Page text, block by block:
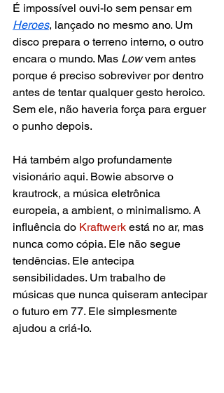
É impossível ouvi-lo sem pensar em
Heroes, lançado no mesmo ano. Um
disco prepara o terreno interno, o outro
encara o mundo. Mas Low vem antes
porque é preciso sobreviver por dentro
antes de tentar qualquer gesto heroico.
Sem ele, não haveria força para erguer
o punho depois.
Há também algo profundamente
visionário aqui. Bowie absorve o
krautrock, a música eletrônica
europeia, a ambient, o minimalismo. A
influência do Kraftwerk está no ar, mas
nunca como cópia. Ele não segue
tendências. Ele antecipa
sensibilidades. Um trabalho de
músicas que nunca quiseram antecipar
o futuro em 77. Ele simplesmente
ajudou a criá-lo.